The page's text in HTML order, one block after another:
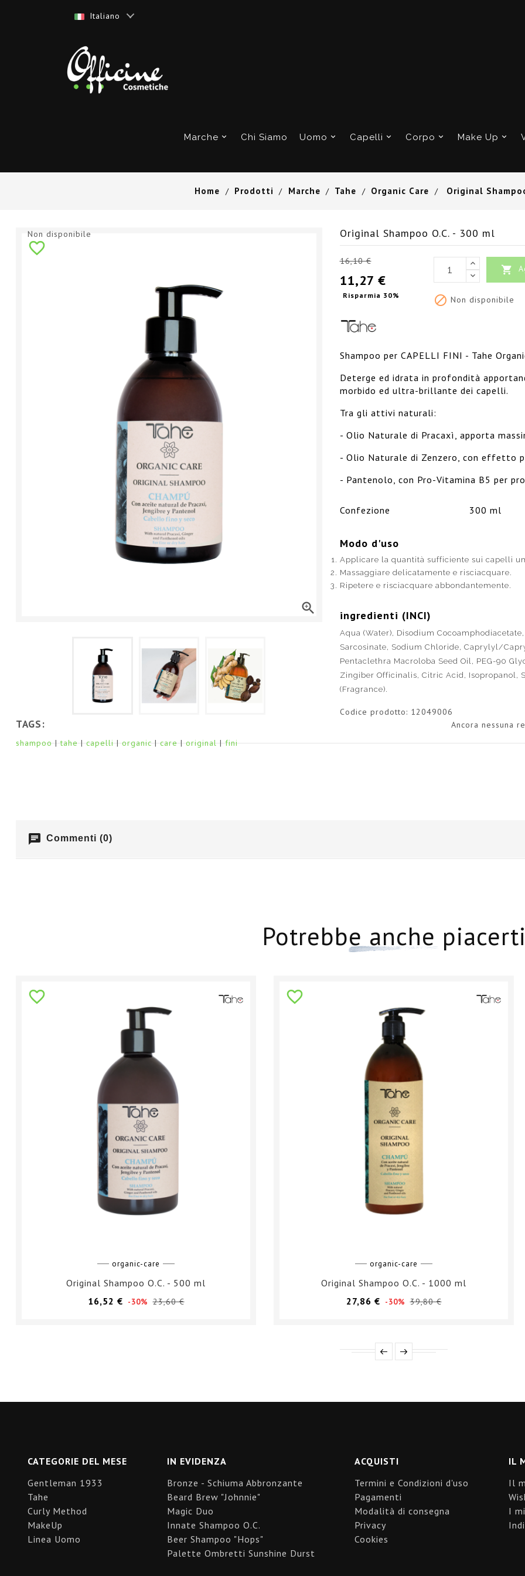
Italiano
Marche Chi Siamo Uomo Capelli Corpo Make Up
Home Prodotti Marche Tahe Organic Care Original
Non disponibile
favorite_border

TAGS:
shampoo tahe capelli organic care original fini
Original Shampoo O.C. - 300 ml
16,10 €
11,27 €
Risparmia 30%

 Non disponibile
Shampoo per CAPELLI FINI - Tahe
Deterge ed idrata in profondità
morbido ed ultra-brillante dei capelli.
Tra gli attivi naturali:
- Olio Naturale di Pracaxì , apporta
- Olio Naturale di Zenzero , con effetto
- Pantenolo , con Pro-Vitamina B5 per
Confezione 300 ml
Modo d'uso
Applicare la quantità sufficiente sui capelli
Massaggiare delicatamente e risciacquare.
Ripetere e risciacquare abbondantemente.
ingredienti (INCI)
Aqua (Water), Disodium
Sarcosinate, Sodium Chloride, Caprylyl/
Pentaclethra Macroloba Seed Oil, PEG-90
Zingiber Officinalis, Citric Acid, Isopropanol,
(Fragrance).
Codice prodotto: 12049006
chat Commenti (0)
Ancora nessuna
Potrebbe anche piacerti
favorite_border
organic-care
Original Shampoo O.C. - 500 ml
16,52 € Prezzo
-30% 23,60 €Prezzo
favorite_border
organic-care
Original Shampoo O.C. - 1000 ml
27,86 € Prezzo
-30% 39,80 €Prezzo
CATEGORIE DEL MESE
Gentleman 1933
Tahe
Curly Method
MakeUp
Linea Uomo
IN EVIDENZA
Bronze - Schiuma Abbronzante
Beard Brew "Johnnie"
Magic Duo
Innate Shampoo O.C.
Beer Shampoo "Hops"
Palette Ombretti Sunshine Durst
ACQUISTI
Termini e Condizioni d'uso
Pagamenti
Modalità di consegna
Privacy
Cookies
IL
Il
I